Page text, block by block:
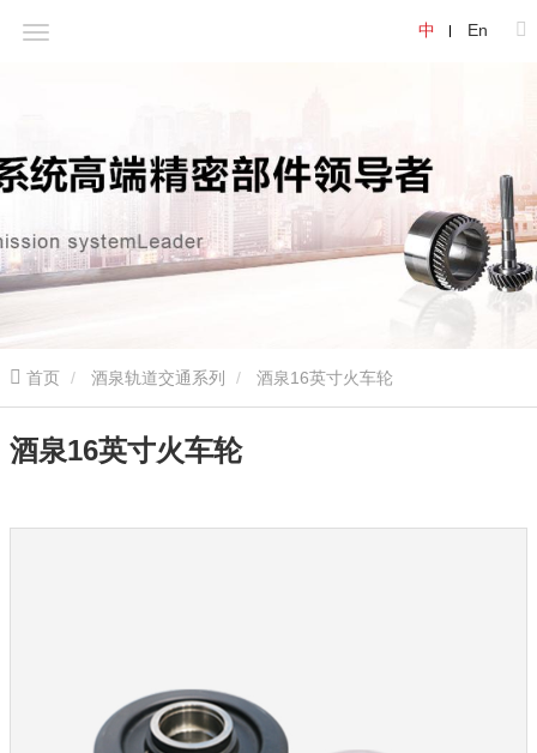
中 En
首页 酒泉轨道交通系列 酒泉16英寸火车轮
酒泉16英寸火车轮